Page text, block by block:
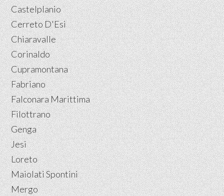
Castelplanio
Cerreto D'Esi
Chiaravalle
Corinaldo
Cupramontana
Fabriano
Falconara Marittima
Filottrano
Genga
Jesi
Loreto
Maiolati Spontini
Mergo